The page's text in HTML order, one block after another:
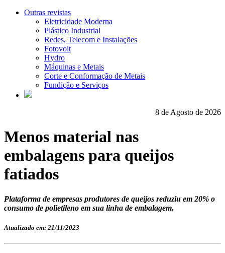
Outras revistas
Eletricidade Moderna
Plástico Industrial
Redes, Telecom e Instalações
Fotovolt
Hydro
Máquinas e Metais
Corte e Conformação de Metais
Fundição e Serviços
8 de Agosto de 2026
Menos material nas
embalagens para queijos
fatiados
Plataforma de empresas produtores de queijos reduziu em 20% o
consumo de polietileno em sua linha de embalagem.
Atualizado em: 21/11/2023